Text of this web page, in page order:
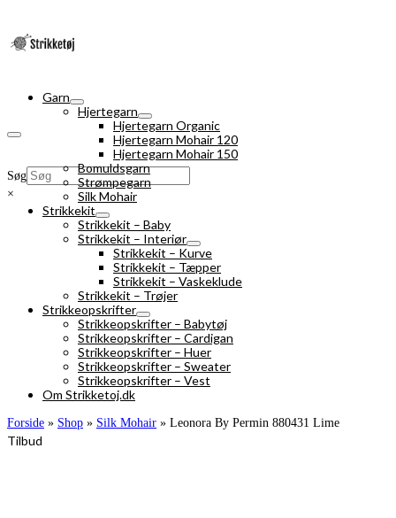
Søg
×
Garn
Hjertegarn
Hjertegarn Organic
Hjertegarn Mohair 120
Hjertegarn Mohair 150
Bomuldsgarn
Strømpegarn
Silk Mohair
Strikkekit
Strikkekit – Baby
Strikkekit – Interiør
Strikkekit – Kurve
Strikkekit – Tæpper
Strikkekit – Vaskeklude
Strikkekit – Trøjer
Strikkeopskrifter
Strikkeopskrifter – Babytøj
Strikkeopskrifter – Cardigan
Strikkeopskrifter – Huer
Strikkeopskrifter – Sweater
Strikkeopskrifter – Vest
Om Strikketoj.dk
Forside » Shop » Silk Mohair » Leonora By Permin 880431 Lime
Tilbud